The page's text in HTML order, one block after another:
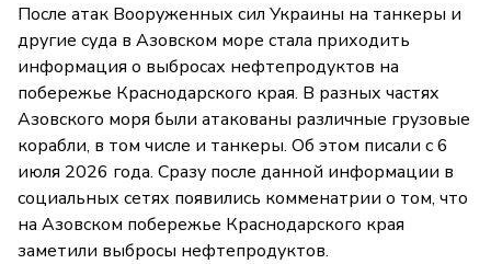
После атак Вооруженных сил Украины на танкеры и
другие суда в Азовском море стала приходить
информация о выбросах нефтепродуктов на
побережье Краснодарского края. В разных частях
Азовского моря были атакованы различные грузовые
корабли, в том числе и танкеры. Об этом писали с 6
июля 2026 года. Сразу после данной информации в
социальных сетях появились комменатрии о том, что
на Азовском побережье Краснодарского края
заметили выбросы нефтепродуктов.